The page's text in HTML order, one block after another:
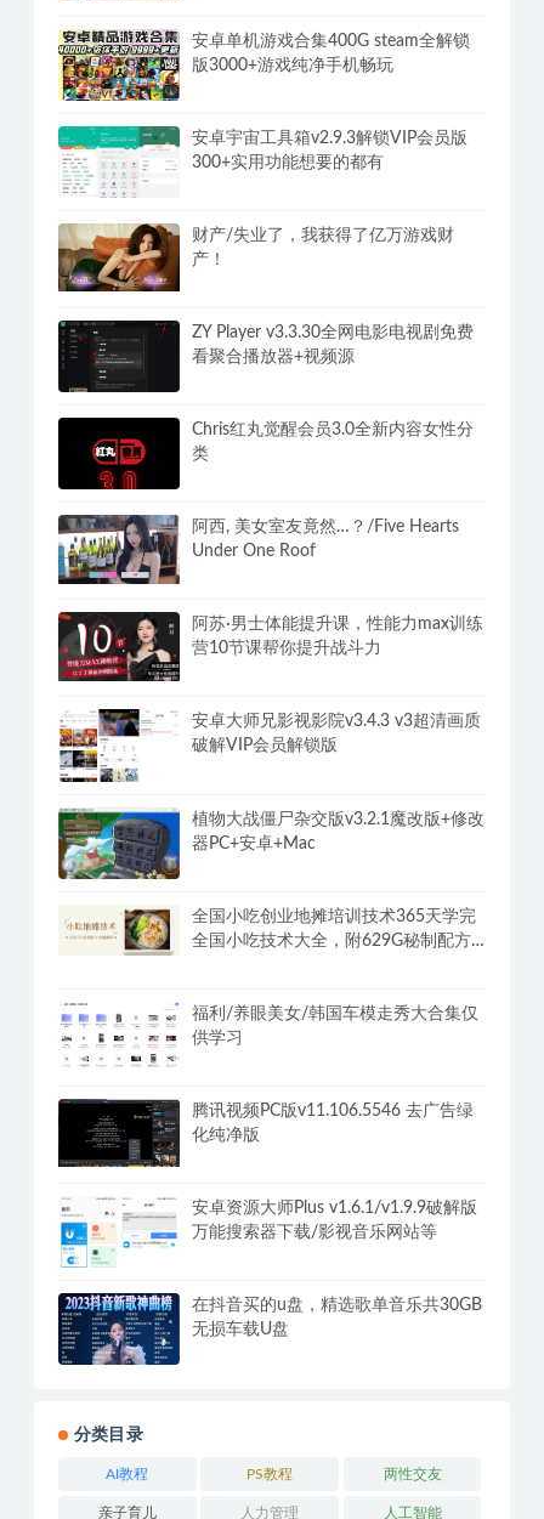
安卓单机游戏合集400G steam全解锁
版3000+游戏纯净手机畅玩
安卓宇宙工具箱v2.9.3解锁VIP会员版
300+实用功能想要的都有
财产/失业了，我获得了亿万游戏财
产！
ZY Player v3.3.30全网电影电视剧免费
看聚合播放器+视频源
Chris红丸觉醒会员3.0全新内容女性分
类
阿西, 美女室友竟然…？/Five Hearts
Under One Roof
阿苏·男士体能提升课，性能力max训练
营10节课帮你提升战斗力
安卓大师兄影视影院v3.4.3 v3超清画质
破解VIP会员解锁版
植物大战僵尸杂交版v3.2.1魔改版+修改
器PC+安卓+Mac
全国小吃创业地摊培训技术365天学完
全国小吃技术大全，附629G秘制配方
福利/养眼美女/韩国车模走秀大合集仅
供学习
腾讯视频PC版v11.106.5546 去广告绿
化纯净版
安卓资源大师Plus v1.6.1/v1.9.9破解版
万能搜索器下载/影视音乐网站等
在抖音买的u盘，精选歌单音乐共30GB
无损车载U盘
分类目录
AI教程 PS教程 两性交友
亲子育儿 人力管理 人工智能